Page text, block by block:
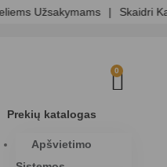
Užsakymams | Skaidri
0
Prekių katalogas
Apšvietimo